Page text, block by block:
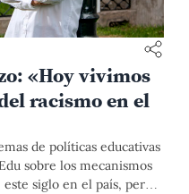
«Hoy vivimos
racismo en el
de políticas educativas
sobre los mecanismos
siglo en el país, pero